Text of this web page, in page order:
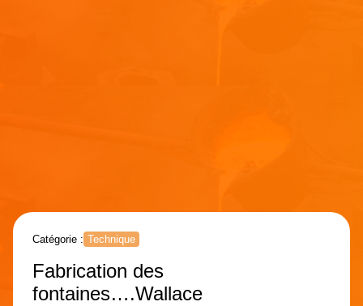
Catégorie : Technique
Fabrication des
fontaines….Wallace